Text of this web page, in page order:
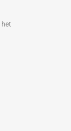
het